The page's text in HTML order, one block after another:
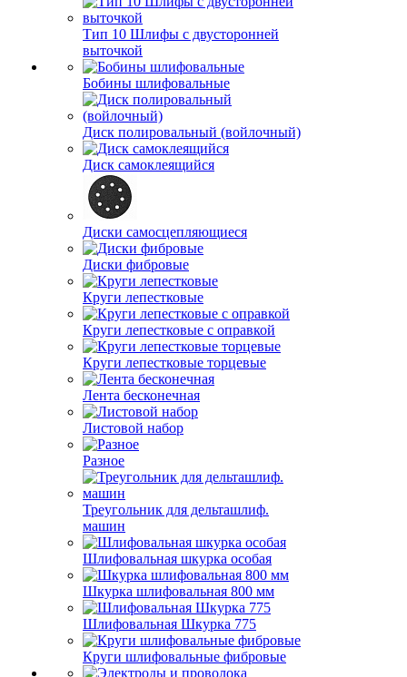
Тип 10 Шлифы с двусторонней
выточкой
Бобины шлифовальные
Диск полировальный (войлочный)
Диск самоклеящийся
Диски самосцепляющиеся
Диски фибровые
Круги лепестковые
Круги лепестковые с оправкой
Круги лепестковые торцевые
Лента бесконечная
Листовой набор
Разное
Треугольник для дельташлиф.
машин
Шлифовальная шкурка особая
Шкурка шлифовальная 800 мм
Шлифовальная Шкурка 775
Круги шлифовальные фибровые